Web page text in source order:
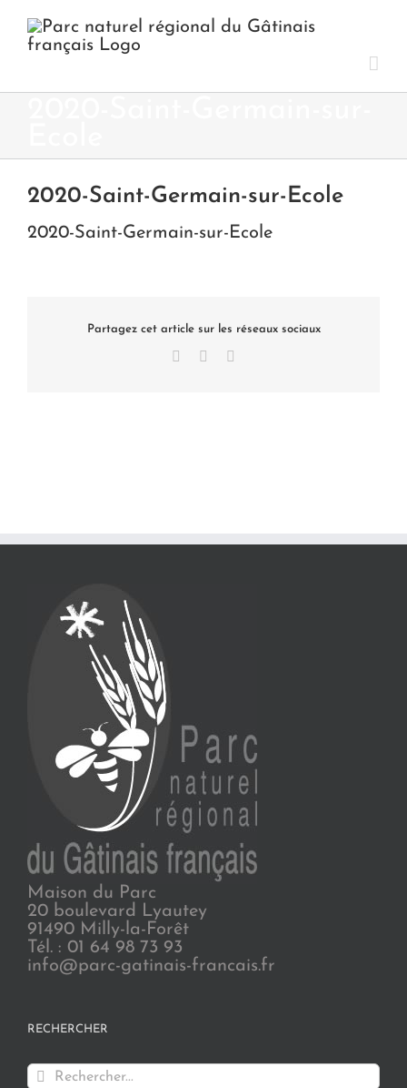
contenu
2020-Saint-Germain-sur-Ecole
2020-Saint-Germain-sur-Ecole
Partagez cet article sur les réseaux sociaux
Facebook
Maison du Parc
20 boulevard Lyautey
91490 Milly-la-Forêt
Tél. : 01 64 98 73 93
info@parc-gatinais-francais.fr
RECHERCHER
Rechercher: